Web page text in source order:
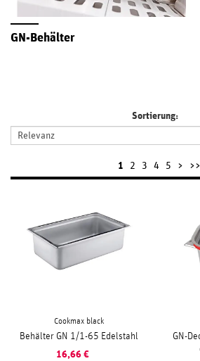
GN-Behälter
Sortierung:
1 2 3 4 5 > >>
Cookmax black
Behälter GN 1/1-65 Edelstahl
16,66 €
GN-